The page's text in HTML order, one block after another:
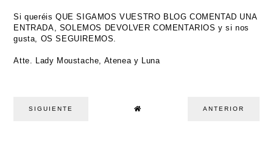
Si queréis QUE SIGAMOS VUESTRO BLOG COMENTAD UNA
ENTRADA, SOLEMOS DEVOLVER COMENTARIOS y si nos
gusta, OS SEGUIREMOS.
Atte. Lady Moustache, Atenea y Luna
SIGUIENTE ANTERIOR